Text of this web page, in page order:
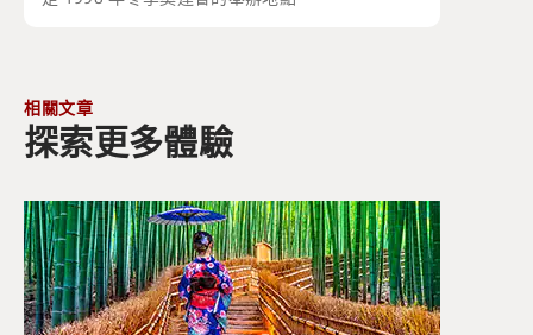
相關文章
探索更多體驗